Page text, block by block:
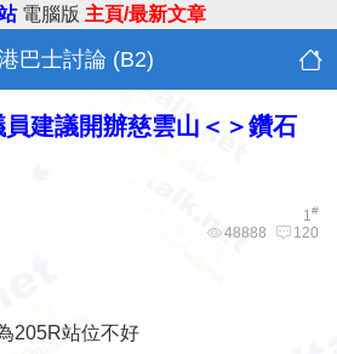
電腦版 主頁/最新文章
巴士討論 (B2)
建議開辦慈雲山＜＞鑽石
1#
48888 120
205R站位不好